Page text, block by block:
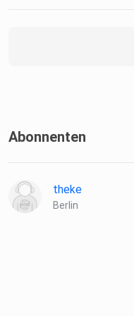
Abonnenten
theke
Berlin